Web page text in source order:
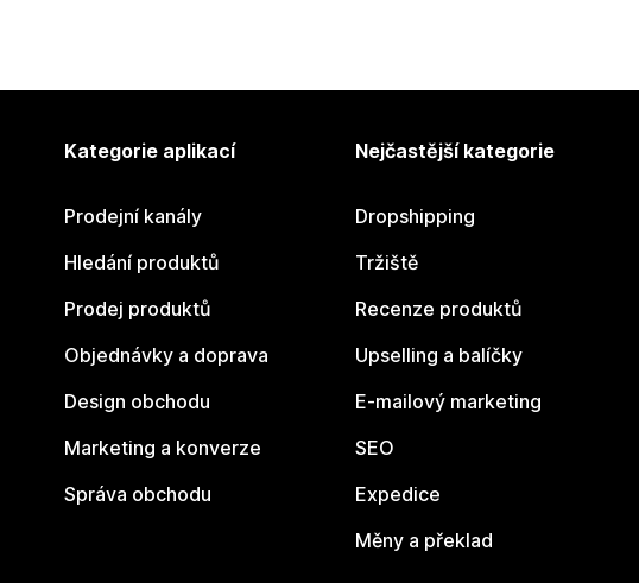
Kategorie aplikací
Prodejní kanály
Hledání produktů
Prodej produktů
Objednávky a doprava
Design obchodu
Marketing a konverze
Správa obchodu
Nejčastější kategorie
Dropshipping
Tržiště
Recenze produktů
Upselling a balíčky
E-mailový marketing
SEO
Expedice
Měny a překlad